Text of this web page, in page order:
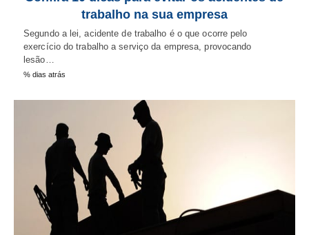
trabalho na sua empresa
Segundo a lei, acidente de trabalho é o que ocorre pelo
exercício do trabalho a serviço da empresa, provocando
lesão…
% dias atrás